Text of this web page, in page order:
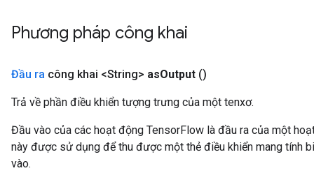
Phương pháp công khai
Đầu ra công khai <String> asOutput ()
Trả về phần điều khiển tượng trưng của một tenxơ.
Đầu vào của các hoạt động TensorFlow là đầu ra của một
này được sử dụng để thu được một thẻ điều khiển mang tính
vào.